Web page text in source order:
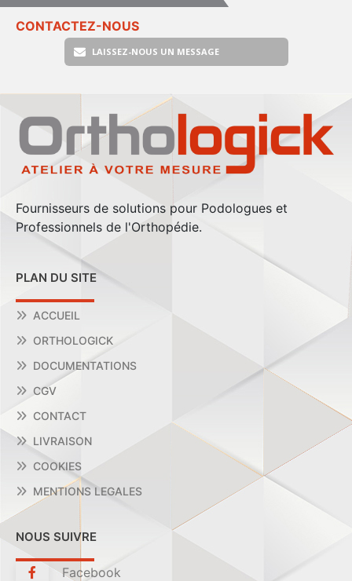
CONTACTEZ-NOUS
LAISSEZ-NOUS UN MESSAGE
Fournisseurs de solutions pour Podologues et
Professionnels de l'Orthopédie.
PLAN DU SITE
ACCUEIL
ORTHOLOGICK
DOCUMENTATIONS
CGV
CONTACT
LIVRAISON
COOKIES
MENTIONS LEGALES
NOUS SUIVRE
Facebook